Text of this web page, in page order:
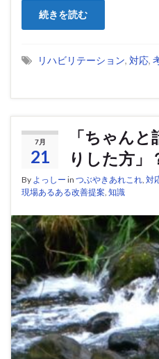
続きを読む
リハビリテーション, 対応,
7月
21
「ちゃん
りした方」
By よっしー in つぶやきあれこれ 対
現場あるある改善提案 知識